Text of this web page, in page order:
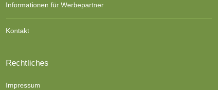
Informationen für Werbepartner
Kontakt
Rechtliches
Impressum